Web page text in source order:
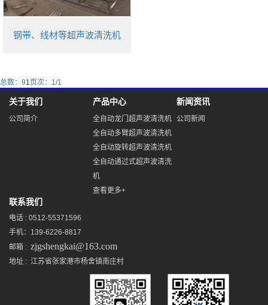
钢带、线材等超声波清洗机
总数：91 页次：1/1
关于我们
公司简介
产品中心
全自动龙门超声波清洗机
全自动多臂超声波清洗机
全自动旋转超声波清洗机
全自动通过式超声波清洗
机
查看更多+
新闻资讯
公司新闻
联系我们
电话 : 0512-55371596
手机：139-6226-8817
邮箱 : zjgshengkai@163.com
地址 : 江苏省张家港市杨舍镇南庄村